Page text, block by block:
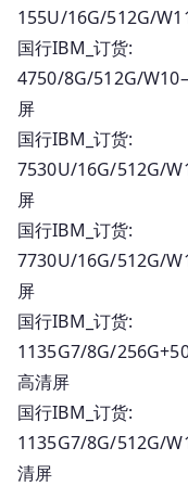
155U/16G/
国行IBM_订
4750/8G/
屏
国行IBM_订
7530U/16G/
屏
国行IBM_订
7730U/16G/
屏
国行IBM_订
1135G7/8G/
高清屏
国行IBM_订
1135G7/8G/
清屏